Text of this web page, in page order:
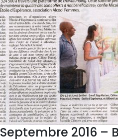
Septembre 2016 –